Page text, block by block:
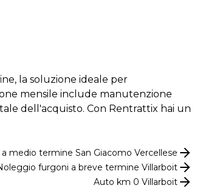
la soluzione ideale per
mensile include manutenzione
dell'acquisto. Con Rentrattix hai un
a medio termine San Giacomo Vercellese
furgoni a breve termine Villarboit
Auto km 0 Villarboit